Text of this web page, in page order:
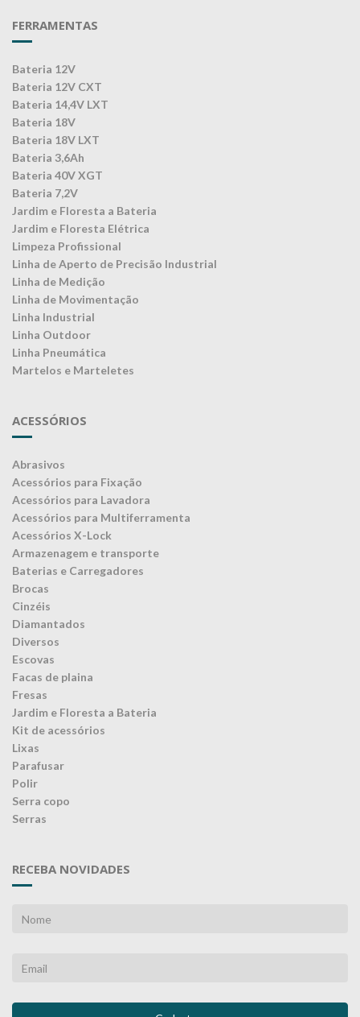
FERRAMENTAS
Bateria 12V
Bateria 12V CXT
Bateria 14,4V LXT
Bateria 18V
Bateria 18V LXT
Bateria 3,6Ah
Bateria 40V XGT
Bateria 7,2V
Jardim e Floresta a Bateria
Jardim e Floresta Elétrica
Limpeza Profissional
Linha de Aperto de Precisão Industrial
Linha de Medição
Linha de Movimentação
Linha Industrial
Linha Outdoor
Linha Pneumática
Martelos e Marteletes
ACESSÓRIOS
Abrasivos
Acessórios para Fixação
Acessórios para Lavadora
Acessórios para Multiferramenta
Acessórios X-Lock
Armazenagem e transporte
Baterias e Carregadores
Brocas
Cinzéis
Diamantados
Diversos
Escovas
Facas de plaina
Fresas
Jardim e Floresta a Bateria
Kit de acessórios
Lixas
Parafusar
Polir
Serra copo
Serras
RECEBA NOVIDADES